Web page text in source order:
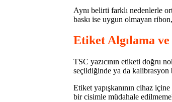
Aynı belirti farklı nedenlerle
baskı ise uygun olmayan
Etiket Algılama
TSC yazıcının etiketi doğru
seçildiğinde ya da kalibrasyon
Etiket yapışkanının cihaz
bir cisimle müdahale